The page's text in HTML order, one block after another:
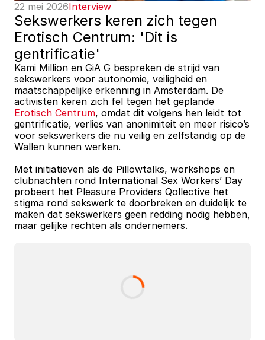
22 mei 2026Interview
Sekswerkers keren zich tegen
Erotisch Centrum: 'Dit is
gentrificatie'
Kami Million en GiA G bespreken de strijd van
sekswerkers voor autonomie, veiligheid en
maatschappelijke erkenning in Amsterdam. De
Erotisch Centrum, omdat dit volgens hen leidt tot
gentrificatie, verlies van anonimiteit en meer risico’s
voor sekswerkers die nu veilig en zelfstandig op de
Wallen kunnen werken.
Met initiatieven als de Pillowtalks, workshops en
clubnachten rond International Sex Workers’ Day
probeert het Pleasure Providers Qollective het
stigma rond sekswerk te doorbreken en duidelijk te
maken dat sekswerkers geen redding nodig hebben,
maar gelijke rechten als ondernemers.